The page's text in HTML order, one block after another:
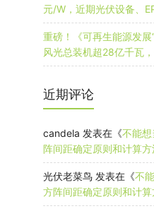
元/W，近期光伏设备、
重磅！《可再生能源发展
风光总装机超28亿千瓦
近期评论
candela 发表在《不能
阵间距确定原则和计算方
光伏老菜鸟 发表在《不
方阵间距确定原则和计